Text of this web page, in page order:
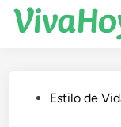
Saltar
Publicado
Estilo de